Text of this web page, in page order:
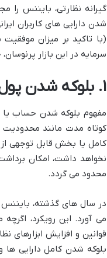
گیرانه نظارتی، بایننس
شدن دارایی های کاربران
(با تاکید بر میزان
سرمایه در این بازار
۱. بلوکه شدن پول در بایننس دقیقاً به چه معناست؟
مفهوم بلوکه شدن حساب
کامل یا بخش قابل توجهی از
نخواهد داشت، امکان
محدود می گردد.
می آورد. این رویکرد،
قوانین و افزایش
بلوکه شدن کامل دارایی